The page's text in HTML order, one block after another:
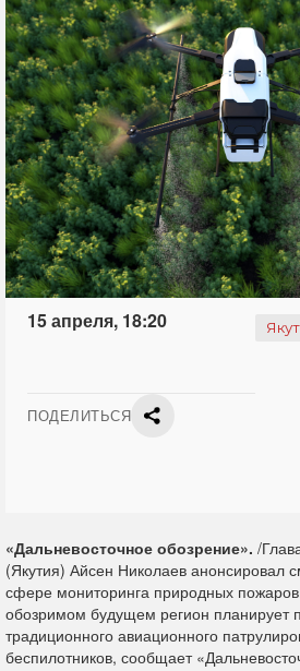
15 апреля, 18:20
ПОДЕЛИТЬСЯ
«Дальневосточное обозрение». /
(Якутия) Айсен Николаев анонсировал
сфере мониторинга природных
обозримом будущем регион планирует
традиционного авиационного
беспилотников, сообщает